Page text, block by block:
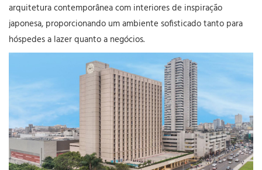
arquitetura contemporânea com interiores de inspiração
japonesa, proporcionando um ambiente sofisticado tanto para
hóspedes a lazer quanto a negócios.